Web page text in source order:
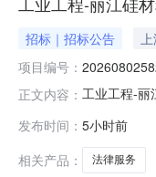
招标｜招标公告
项目编号：
正文内容： 工业工程-丽
宝山区询价
发布时间： 5小时前
相关产品：
法律服务